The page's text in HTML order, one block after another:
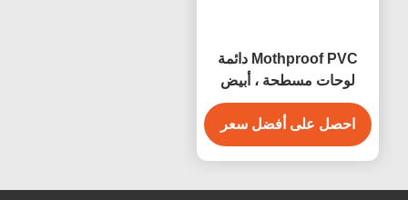
Mothproof PVC دائمة
لوحات مسطحة ، أبيض
PVC النتوء الملامح
احصل على أفضل سعر